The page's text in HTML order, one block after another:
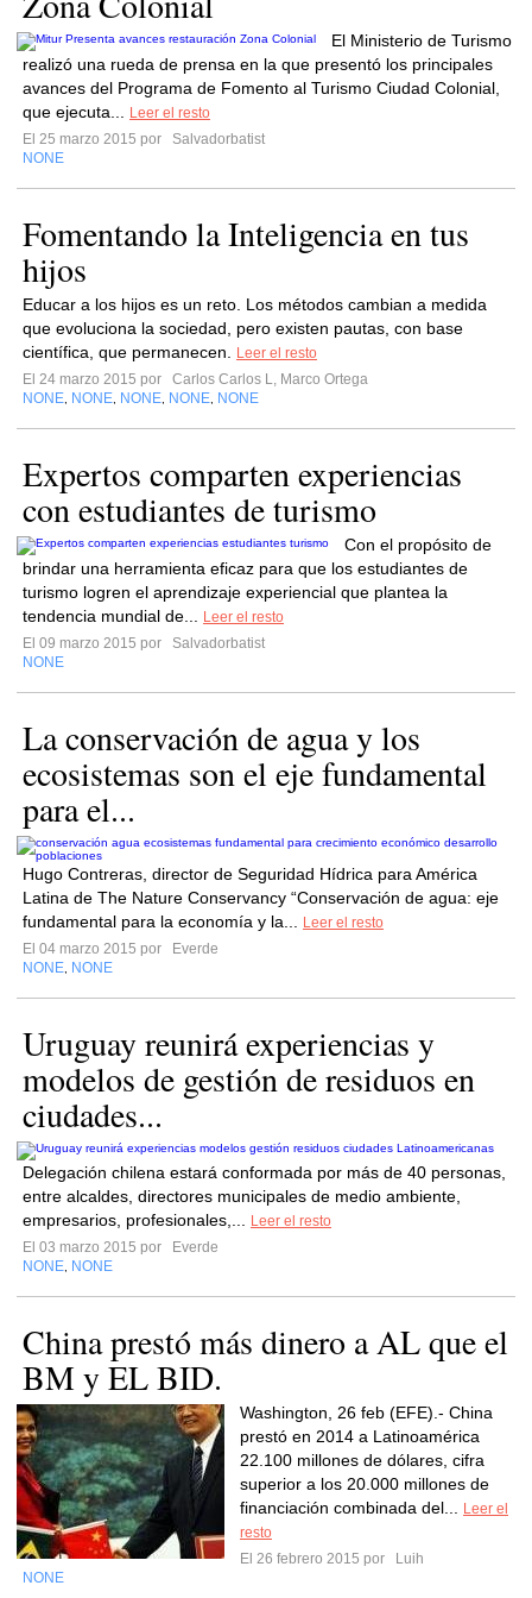
El Ministerio de Turismo
realizó una rueda de prensa en la que presentó los principales
avances del Programa de Fomento al Turismo Ciudad Colonial,
que ejecuta...
Leer el resto
El 25 marzo 2015 por
Salvadorbatist
NONE
Fomentando la Inteligencia en tus
hijos
Educar a los hijos es un reto. Los métodos cambian a medida
que evoluciona la sociedad, pero existen pautas, con base
científica, que permanecen.
Leer el resto
El 24 marzo 2015 por
Carlos Carlos L, Marco Ortega
NONE NONE NONE NONE NONE
Expertos comparten experiencias
con estudiantes de turismo
Con el propósito de
brindar una herramienta eficaz para que los estudiantes de
turismo logren el aprendizaje experiencial que plantea la
tendencia mundial de...
Leer el resto
El 09 marzo 2015 por
Salvadorbatist
NONE
La conservación de agua y los
ecosistemas son el eje fundamental
para el...
Hugo Contreras, director de Seguridad Hídrica para América
Latina de The Nature Conservancy “Conservación de agua: eje
fundamental para la economía y la...
Leer el resto
El 04 marzo 2015 por
Everde
NONE NONE
Uruguay reunirá experiencias y
modelos de gestión de residuos en
ciudades...
Delegación chilena estará conformada por más de 40 personas,
entre alcaldes, directores municipales de medio ambiente,
empresarios, profesionales,...
Leer el resto
El 03 marzo 2015 por
Everde
NONE NONE
China prestó más dinero a AL que el
BM y EL BID.
Washington, 26 feb (EFE).- China
prestó en 2014 a Latinoamérica
22.100 millones de dólares, cifra
superior a los 20.000 millones de
financiación combinada del...
Leer el
resto
El 26 febrero 2015 por
Luih
NONE